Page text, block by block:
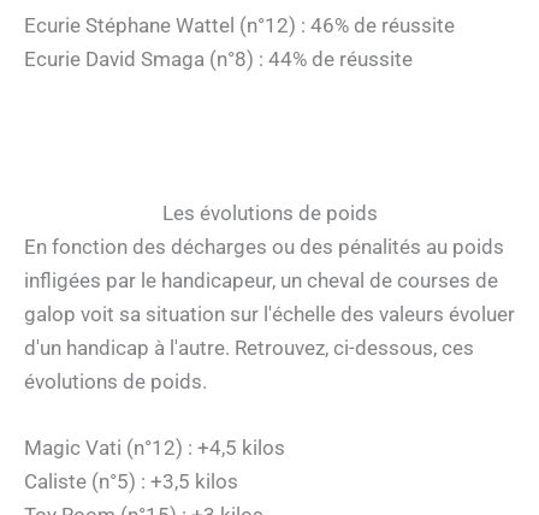
Ecurie Stéphane Wattel (n°12) : 46% de réussite
Ecurie David Smaga (n°8) : 44% de réussite
Les évolutions de poids
En fonction des décharges ou des pénalités au poids
infligées par le handicapeur, un cheval de courses de
galop voit sa situation sur l'échelle des valeurs évoluer
d'un handicap à l'autre. Retrouvez, ci-dessous, ces
évolutions de poids.
Magic Vati (n°12) : +4,5 kilos
Caliste (n°5) : +3,5 kilos